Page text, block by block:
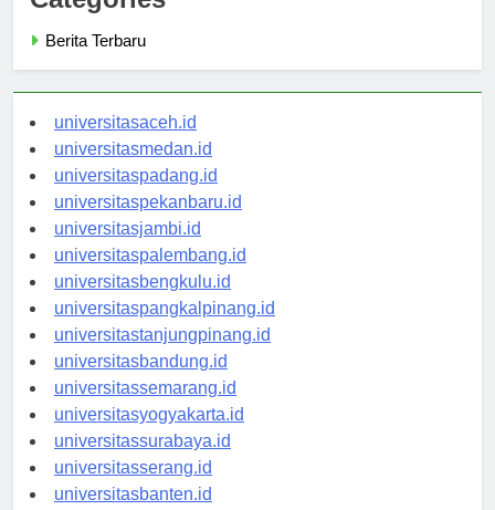
Categories
universitasaceh.id
universitasmedan.id
universitaspadang.id
universitaspekanbaru.id
universitasjambi.id
universitaspalembang.id
universitasbengkulu.id
universitaspangkalpinang.id
universitastanjungpinang.id
universitasbandung.id
universitassemarang.id
universitasyogyakarta.id
universitassurabaya.id
universitasserang.id